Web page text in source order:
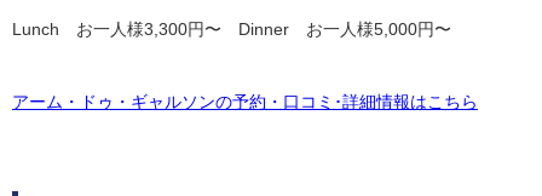
Lunch お一人様3,300円〜 Dinner お一人様5,000円〜
アーム・ドゥ・ギャルソンの予約・口コミ･詳細情報はこちら